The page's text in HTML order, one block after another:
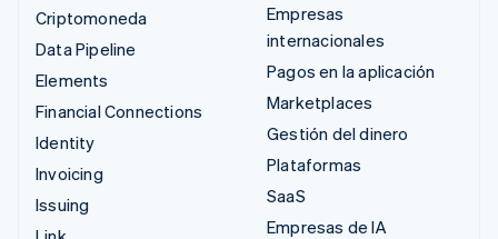
Criptomoneda
Data Pipeline
Elements
Financial Connections
Identity
Invoicing
Issuing
Empresas
internacionales
Pagos en la aplicación
Marketplaces
Gestión del dinero
Plataformas
SaaS
Empresas de IA